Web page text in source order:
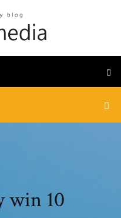
win 10